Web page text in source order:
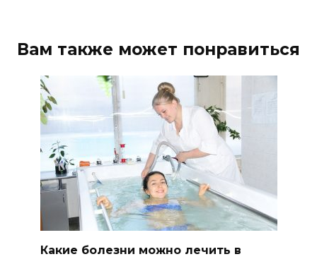
Вам также может понравиться
Какие болезни можно лечить в